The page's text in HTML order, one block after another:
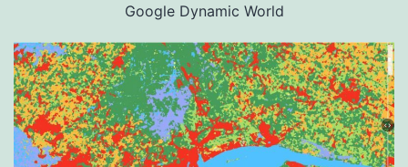
Google Dynamic World